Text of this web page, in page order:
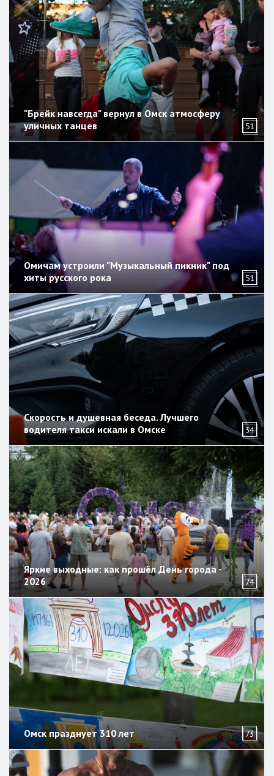
"Брейк навсегда" вернул в Омск атмосферу
уличных танцев
51
Омичам устроили "Музыкальный пикник" под
хиты русского рока
51
Скорость и душевная беседа. Лучшего
водителя такси искали в Омске
34
Яркие выходные: как прошёл День города -
2026
74
Омск празднует 310 лет 73